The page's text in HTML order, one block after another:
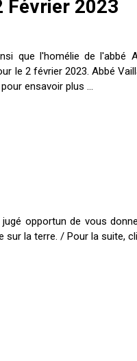
Février 2023
que l'homélie de l'abbé
le 2 février 2023. Abbé
ensavoir plus ...
opportun de vous
la terre. / Pour la suite,